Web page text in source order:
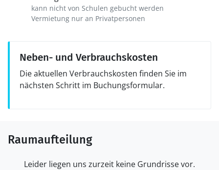
kann nicht von Schulen gebucht werden
Vermietung nur an Privatpersonen
Neben- und Verbrauchskosten
Die aktuellen Verbrauchskosten finden Sie im
nächsten Schritt im Buchungsformular.
Raumaufteilung
Leider liegen uns zurzeit keine Grundrisse vor.